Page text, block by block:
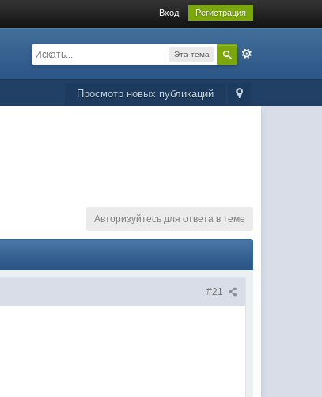
Вход Регистрация
Эта тема
Просмотр новых публикаций
Авторизуйтесь для ответа в теме
#21